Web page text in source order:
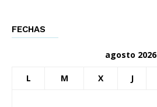
FECHAS
agosto 2026
L M X J